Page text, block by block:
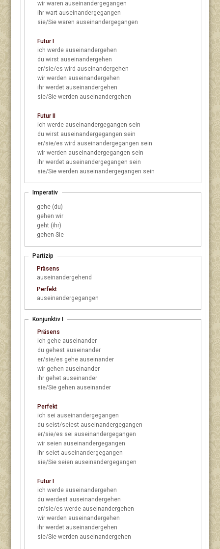
wir waren auseinandergegangen
ihr wart auseinandergegangen
sie/Sie waren auseinandergegangen
Futur I
ich werde auseinandergehen
du wirst auseinandergehen
er/sie/es wird auseinandergehen
wir werden auseinandergehen
ihr werdet auseinandergehen
sie/Sie werden auseinandergehen
Futur II
ich werde auseinandergegangen sein
du wirst auseinandergegangen sein
er/sie/es wird auseinandergegangen sein
wir werden auseinandergegangen sein
ihr werdet auseinandergegangen sein
sie/Sie werden auseinandergegangen sein
Imperativ
gehe (du)
gehen wir
geht (ihr)
gehen Sie
Partizip
Präsens
auseinandergehend
Perfekt
auseinandergegangen
Konjunktiv I
Präsens
ich gehe auseinander
du gehest auseinander
er/sie/es gehe auseinander
wir gehen auseinander
ihr gehet auseinander
sie/Sie gehen auseinander
Perfekt
ich sei auseinandergegangen
du seist/seiest auseinandergegangen
er/sie/es sei auseinandergegangen
wir seien auseinandergegangen
ihr seiet auseinandergegangen
sie/Sie seien auseinandergegangen
Futur I
ich werde auseinandergehen
du werdest auseinandergehen
er/sie/es werde auseinandergehen
wir werden auseinandergehen
ihr werdet auseinandergehen
sie/Sie werden auseinandergehen